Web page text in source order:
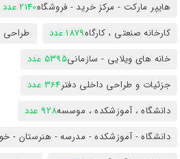
هایپر مارکت - مرکز خرید - فروشگاه2140 عدد
کارخانه صنعتی ، کارگاه1879 عدد
خانه های ویلایی - سازمانی5395 عدد
جزئیات و طراحی داخلی دفتر364 عدد
دانشگاه ، آموزشکده ، موسسه928 عدد
دانشگاه - آموزشکده - مدرسه - هنرستان -